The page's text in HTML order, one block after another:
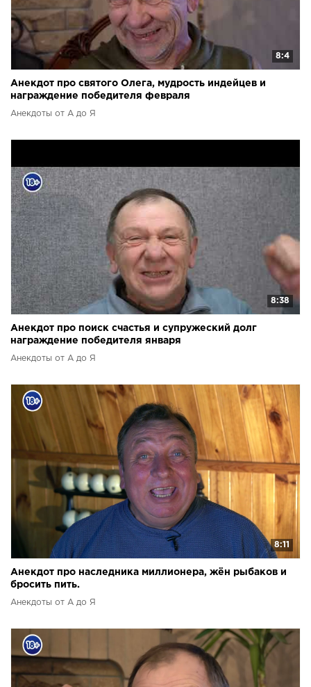
8:4
Анекдот про святого Олега, мудрость индейцев и
награждение победителя февраля
Анекдоты от А до Я
8:38
Анекдот про поиск счастья и супружеский долг
награждение победителя января
Анекдоты от А до Я
8:11
Анекдот про наследника миллионера, жён рыбаков и
бросить пить.
Анекдоты от А до Я